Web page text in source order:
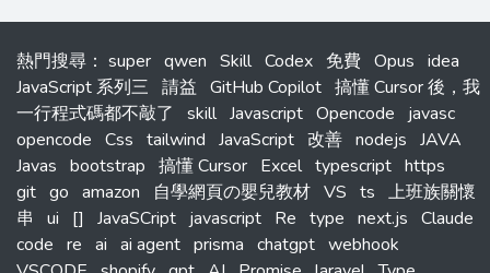
熱門搜尋 ： super qwen Skill Codex 免費 Opus idea
JavaScript 系列三 請益 GitHub Copilot 搞懂 Cursor 後，我
一行程式碼都不敲了
skill Javascript Opencode
javasc
opencode Css tailwind JavaScript 改善 nodejs JAVA
Javas bootstrap 搞懂 Cursor Excel typescript https
git go amazon 自學網頁の嬰兒教材 VS ts 上班族關懷
串
ui [] JavaSCript javascript Re type next.js Claude
code re ai ai agent prisma chatgpt webhook